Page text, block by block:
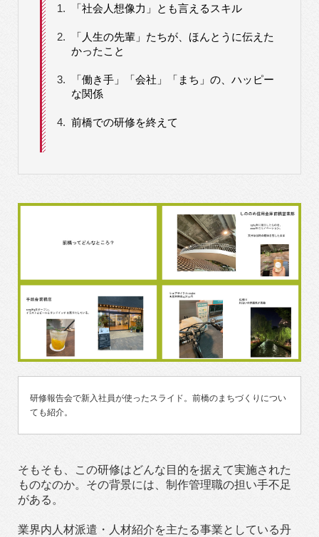
1.「社会人想像力」とも言えるスキル
2.「人生の先輩」たちが、ほんとうに伝えた
かったこと
3.「働き手」「会社」「まち」の、ハッピー
な関係
4.前橋での研修を終えて
研修報告会で新入社員が使ったスライド。前橋のまちづくりについ
ても紹介。
そもそも、この研修はどんな目的を据えて実施された
ものなのか。その背景には、制作管理職の担い手不足
がある。
業界内人材派遣・人材紹介を主たる事業としている丹